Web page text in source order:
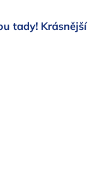
tady! Krásnější